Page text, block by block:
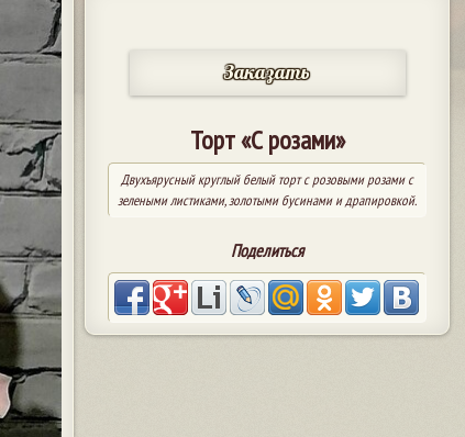
Заказать
Торт «С розами»
Двухъярусный круглый белый торт с розовыми розами с
зелеными листиками, золотыми бусинами и драпировкой.
Поделиться